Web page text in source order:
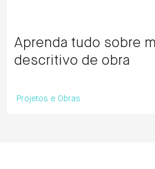
Aprenda tudo sobre
descritivo de obra
Projetos e Obras